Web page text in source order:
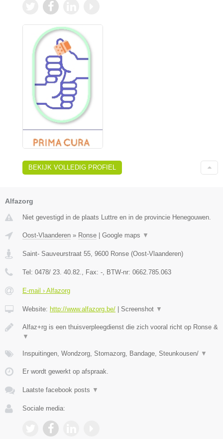
BEKIJK VOLLEDIG PROFIEL
Alfazorg
Niet gevestigd in de plaats Luttre en in de provincie Henegouwen.
Oost-Vlaanderen » Ronse | Google maps ▼
Saint- Sauveurstraat 55 9600 Ronse (Oost-Vlaanderen)
Tel: 0478/ 23. 40.82. , Fax: - , BTW-nr: 0662.785.063
E-mail › Alfazorg
Website: http://www.alfazorg.be/ | Screenshot ▼
Alfaz+rg is een thuisverpleegdienst die zich vooral richt op Ronse &
▼
Inspuitingen, Wondzorg, Stomazorg, Bandage, Steunkousen/ ▼
Er wordt gewerkt op afspraak.
Laatste facebook posts ▼
Sociale media: